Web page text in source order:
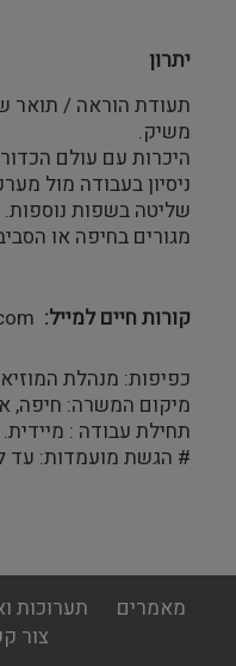
יתרון
תעודת הוראה / תואר
משיק.
היכרות עם עולם
ניסיון בעבודה מול
שליטה בשפות נוספות.
מגורים בחיפה או
קורות חיים למייל
כפיפות: מנהלת
מיקום המשרה: חיפה,
תחילת עבודה : מיידית.
# הגשת מועמדות: עד לתאריך
תערוכות
מאמרים
צור